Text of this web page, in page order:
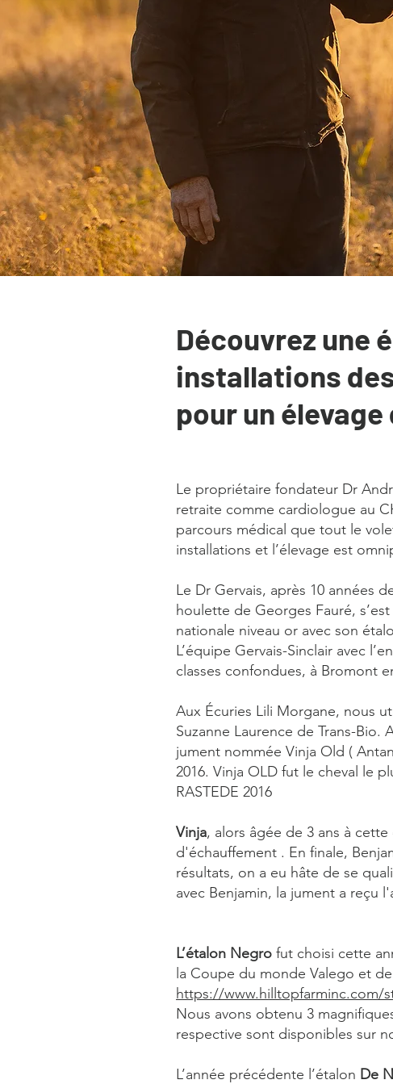
Découvrez une
installations
pour un
Le propriétaire fondateur Dr
retraite comme cardiologue au
parcours médical que tout le
installations et l’élevage est
Le Dr Gervais, après 10 années
houlette de Georges Fauré,
nationale niveau or avec son
L’équipe Gervais-Sinclair avec
classes confondues, à Bromont
Aux Écuries Lili Morgane, nous
Suzanne Laurence de Trans-Bio.
jument nommée Vinja Old (
2016. Vinja OLD fut le cheval le
RASTEDE 2016
Vinja, alors âgée de 3 ans à
d'échauffement . En finale,
résultats, on a eu hâte de se
avec Benjamin, la jument a reçu
L’étalon Negro fut choisi cette
la Coupe du monde Valego et
https://www.hilltopfarminc.com/
Nous avons obtenu 3
respective sont disponibles sur
L’année précédente l’étalon De